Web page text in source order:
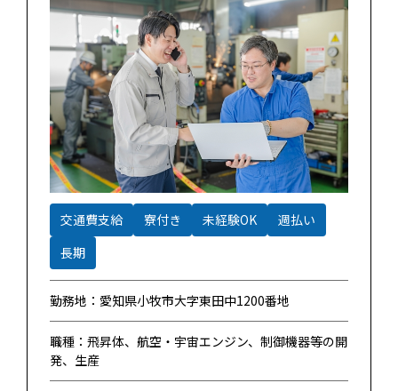
交通費支給 寮付き 未経験OK
週払い
長期
勤務地：愛知県小牧市大字東田中1200番地
職種：飛昇体、航空・宇宙エンジン、制御機器等の開
発、生産